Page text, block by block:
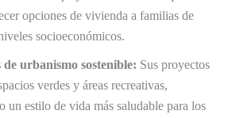
opciones de vivienda a familias de
socioeconómicos.
urbanismo sostenible: Sus proyectos
verdes y áreas recreativas,
un estilo de vida más saludable para los